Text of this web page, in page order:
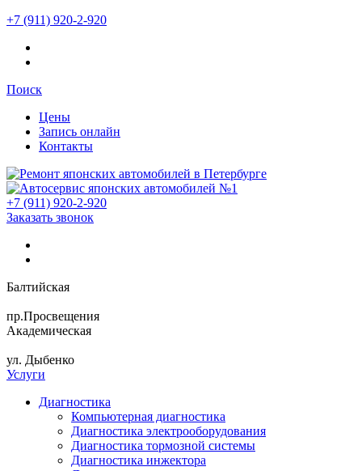
+7 (911) 920-2-920
Поиск
Цены
Запись онлайн
Контакты
+7 (911) 920-2-920
Заказать звонок
Балтийская
пр.Просвещения
Академическая
ул. Дыбенко
Услуги
Диагностика
Компьютерная диагностика
Диагностика электрооборудования
Диагностика тормозной системы
Диагностика инжектора